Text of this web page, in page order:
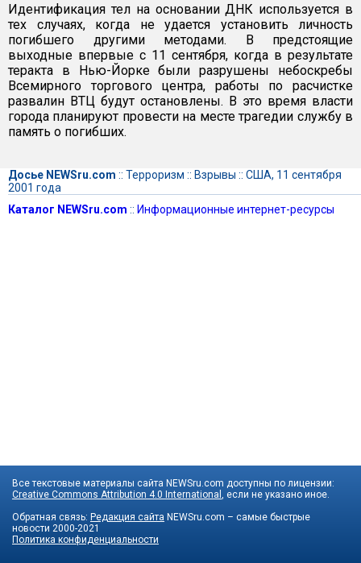
Идентификация тел на основании ДНК используется в
тех случаях, когда не удается установить личность
погибшего другими методами. В предстоящие
выходные впервые с 11 сентября, когда в результате
теракта в Нью-Йорке были разрушены небоскребы
Всемирного торгового центра, работы по расчистке
развалин ВТЦ будут остановлены. В это время власти
города планируют провести на месте трагедии службу в
память о погибших.
Досье NEWSru.com :: Терроризм :: Взрывы :: США, 11 сентября
2001 года
Каталог NEWSru.com :: Информационные интернет-ресурсы
Все текстовые материалы сайта NEWSru.com доступны по лицензии:
Creative Commons Attribution 4.0 International
, если не указано иное.
Обратная связь: Редакция сайта NEWSru.com – самые быстрые
новости 2000-2021
Политика конфиденциальности